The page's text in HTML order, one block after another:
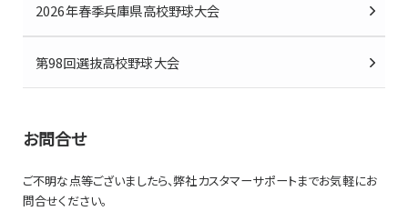
2026年春季兵庫県高校野球大会
第98回選抜高校野球大会
お問合せ
ご不明な点等ございましたら、弊社カスタマーサポートまでお気軽にお
問合せください。